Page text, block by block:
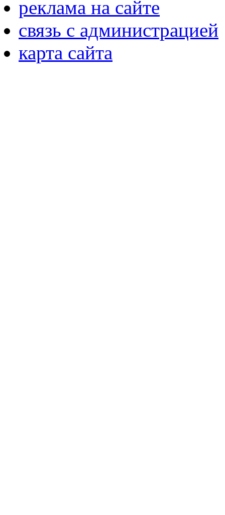
реклама на сайте
связь с администрацией
карта сайта